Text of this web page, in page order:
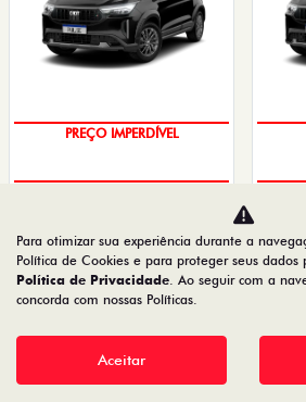
OPORTUNIDADE
À VISTA POR R$ 99.990,00
PULSE DRIVE 1.3 MT FLEX 4P 2026
O
À
Para otimizar sua experiência durante a
Política de Cookies e para proteger seus dados
Política de Privacidade. Ao seguir com a
concorda com nossas Políticas.
Aceitar